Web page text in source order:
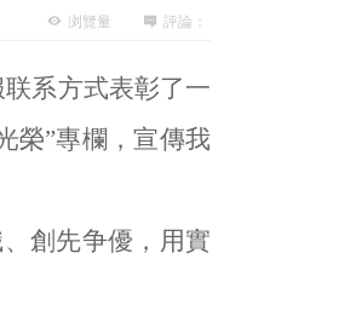
浏覽量 評論：
系方式表彰了一
榮”專欄，宣傳我
創先争優，用實